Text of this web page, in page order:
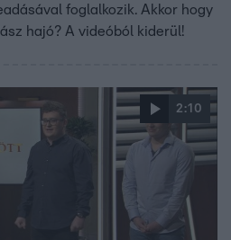
foglalkozik. Akkor hogy
hajó? A videóból kiderül!
2:10